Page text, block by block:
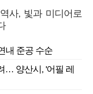
사, 빛과 미디어로
내 준공 수순
… 양산시, '어필 레